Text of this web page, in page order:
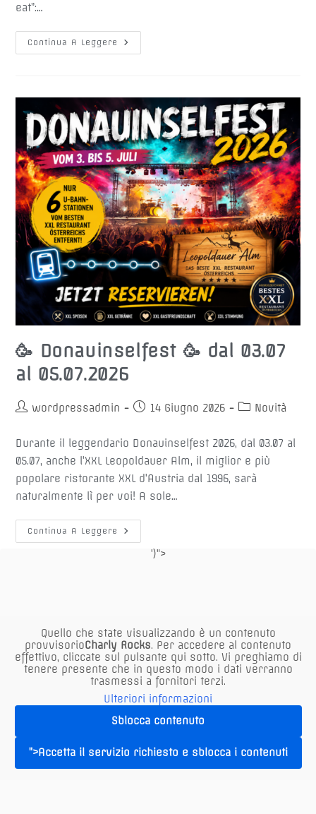
eat”:…
Continua A Leggere 🍖
🍗
🍖-
All
U
Can
Eat
Lun
29/06/2026
Dalle
17:00
Alle
21:00
–
32,00
€
A
PERSONA
🥳 Donauinselfest 🥳 dal 03.07
al 05.07.2026
Autorewordpressadmin
Articolo
14 Giugno 2026
Categoria
Novità
Durante il leggendario Donauinselfest 2026, dal 03.07 al
05.07, anche l'XXL Leopoldauer Alm, il miglior e più
popolare ristorante XXL d'Austria dal 1996, sarà
naturalmente lì per voi! A sole…
Continua A Leggere 🥳
Donauinselfest
')">
Quello che state visualizzando è un contenuto
provvisorioCharly Rocks. Per accedere al contenuto
effettivo, cliccate sul pulsante qui sotto. Vi preghiamo di
tenere presente che in questo modo i dati verranno
trasmessi a fornitori terzi.
Ulteriori informazioni
Sblocca contenuto
">Accetta il servizio richiesto e sblocca i contenuti